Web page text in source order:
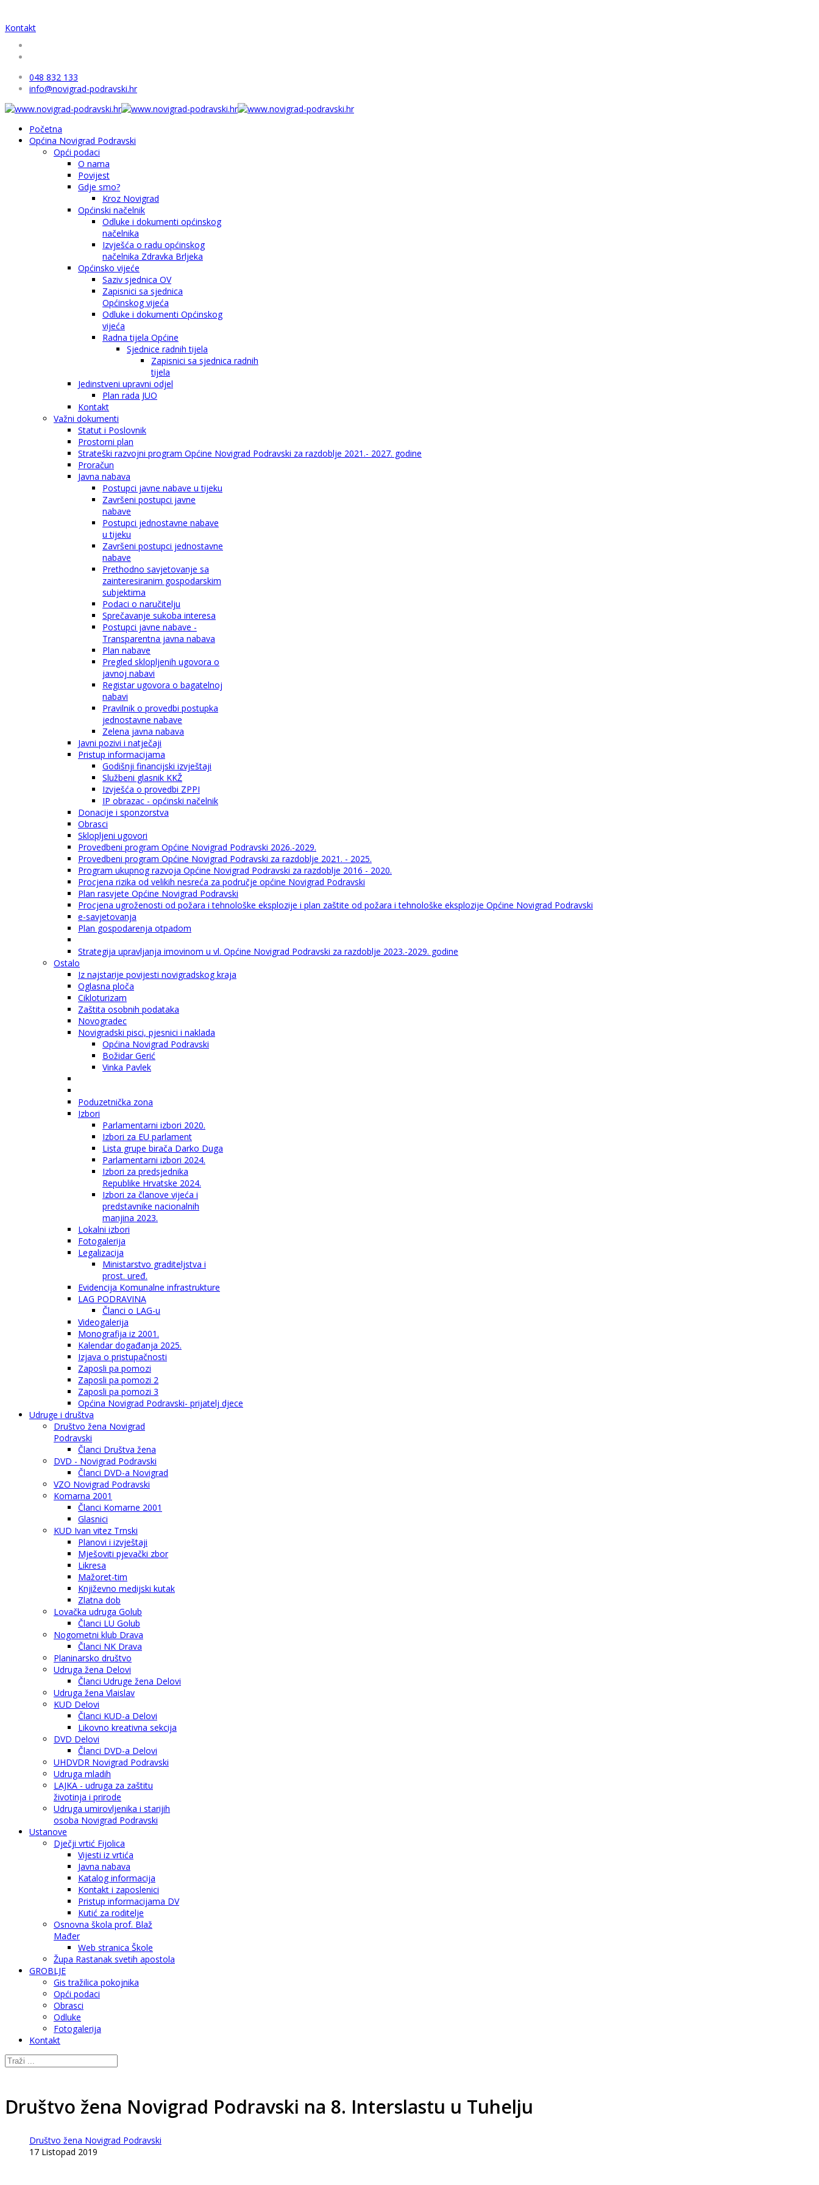
Kontakt
048 832 133
info@novigrad-podravski.hr
Početna
Općina Novigrad Podravski
Opći podaci
O nama
Povijest
Gdje smo?
Kroz Novigrad
Općinski načelnik
Odluke i dokumenti općinskog
načelnika
Izvješća o radu općinskog
načelnika Zdravka Brljeka
Općinsko vijeće
Saziv sjednica OV
Zapisnici sa sjednica
Općinskog vijeća
Odluke i dokumenti Općinskog
vijeća
Radna tijela Općine
Sjednice radnih tijela
Zapisnici sa sjednica radnih
tijela
Jedinstveni upravni odjel
Plan rada JUO
Kontakt
Važni dokumenti
Statut i Poslovnik
Prostorni plan
Strateški razvojni program Općine Novigrad Podravski za razdoblje 2021.- 2027. godine
Proračun
Javna nabava
Postupci javne nabave u tijeku
Završeni postupci javne
nabave
Postupci jednostavne nabave
u tijeku
Završeni postupci jednostavne
nabave
Prethodno savjetovanje sa
zainteresiranim gospodarskim
subjektima
Podaci o naručitelju
Sprečavanje sukoba interesa
Postupci javne nabave -
Transparentna javna nabava
Plan nabave
Pregled sklopljenih ugovora o
javnoj nabavi
Registar ugovora o bagatelnoj
nabavi
Pravilnik o provedbi postupka
jednostavne nabave
Zelena javna nabava
Javni pozivi i natječaji
Pristup informacijama
Godišnji financijski izvještaji
Službeni glasnik KKŽ
Izvješća o provedbi ZPPI
IP obrazac - općinski načelnik
Donacije i sponzorstva
Obrasci
Sklopljeni ugovori
Provedbeni program Općine Novigrad Podravski 2026.-2029.
Provedbeni program Općine Novigrad Podravski za razdoblje 2021. - 2025.
Program ukupnog razvoja Općine Novigrad Podravski za razdoblje 2016 - 2020.
Procjena rizika od velikih nesreća za područje općine Novigrad Podravski
Plan rasvjete Općine Novigrad Podravski
Procjena ugroženosti od požara i tehnološke eksplozije i plan zaštite od požara i tehnološke eksplozije Općine Novigrad Podravski
e-savjetovanja
Plan gospodarenja otpadom
Strategija upravljanja imovinom u vl. Općine Novigrad Podravski za razdoblje 2023.-2029. godine
Ostalo
Iz najstarije povijesti novigradskog kraja
Oglasna ploča
Cikloturizam
Zaštita osobnih podataka
Novogradec
Novigradski pisci, pjesnici i naklada
Općina Novigrad Podravski
Božidar Gerić
Vinka Pavlek
Poduzetnička zona
Izbori
Parlamentarni izbori 2020.
Izbori za EU parlament
Lista grupe birača Darko Duga
Parlamentarni izbori 2024.
Izbori za predsjednika
Republike Hrvatske 2024.
Izbori za članove vijeća i
predstavnike nacionalnih
manjina 2023.
Lokalni izbori
Fotogalerija
Legalizacija
Ministarstvo graditeljstva i
prost. uređ.
Evidencija Komunalne infrastrukture
LAG PODRAVINA
Članci o LAG-u
Videogalerija
Monografija iz 2001.
Kalendar događanja 2025.
Izjava o pristupačnosti
Zaposli pa pomozi
Zaposli pa pomozi 2
Zaposli pa pomozi 3
Općina Novigrad Podravski- prijatelj djece
Udruge i društva
Društvo žena Novigrad
Podravski
Članci Društva žena
DVD - Novigrad Podravski
Članci DVD-a Novigrad
VZO Novigrad Podravski
Komarna 2001
Članci Komarne 2001
Glasnici
KUD Ivan vitez Trnski
Planovi i izvještaji
Mješoviti pjevački zbor
Likresa
Mažoret-tim
Književno medijski kutak
Zlatna dob
Lovačka udruga Golub
Članci LU Golub
Nogometni klub Drava
Članci NK Drava
Planinarsko društvo
Udruga žena Delovi
Članci Udruge žena Delovi
Udruga žena Vlaislav
KUD Delovi
Članci KUD-a Delovi
Likovno kreativna sekcija
DVD Delovi
Članci DVD-a Delovi
UHDVDR Novigrad Podravski
Udruga mladih
LAJKA - udruga za zaštitu
životinja i prirode
Udruga umirovljenika i starijih
osoba Novigrad Podravski
Ustanove
Dječji vrtić Fijolica
Vijesti iz vrtića
Javna nabava
Katalog informacija
Kontakt i zaposlenici
Pristup informacijama DV
Kutić za roditelje
Osnovna škola prof. Blaž
Mađer
Web stranica Škole
Župa Rastanak svetih apostola
GROBLJE
Gis tražilica pokojnika
Opći podaci
Obrasci
Odluke
Fotogalerija
Kontakt
Društvo žena Novigrad Podravski na 8. Interslastu u Tuhelju
Društvo žena Novigrad Podravski
17 Listopad 2019